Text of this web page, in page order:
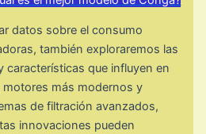
datos sobre el consumo
también exploraremos las
características que influyen en
motores más modernos y
de filtración avanzados,
innovaciones pueden